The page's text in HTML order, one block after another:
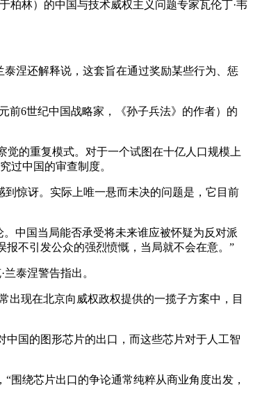
柏林）的中国与技术威权主义问题专家瓦伦丁·韦
涅还解释说，这套旨在通过奖励某些行为、惩
前6世纪中国战略家，《孙子兵法》的作者）的
的重复模式。对于一个试图在十亿人口规模上
过中国的审查制度。
到惊讶。实际上唯一悬而未决的问题是，它目前
中国当局能否承受将未来谁应被怀疑为反对派
报不引发公众的强烈愤慨，当局就不会在意。”
泰涅警告指出。
出现在北京向威权政权提供的一揽子方案中，目
中国的图形芯片的出口，而这些芯片对于人工智
围绕芯片出口的争论通常纯粹从商业角度出发，